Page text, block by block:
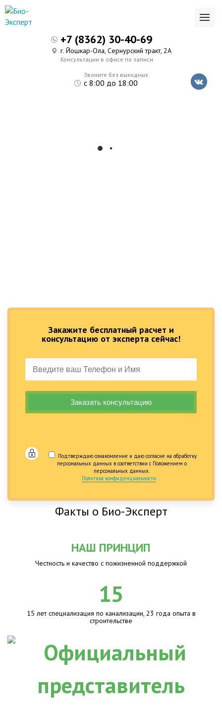
Закажите бесплатный расчет и
консультацию от эксперта сейчас!
Подтверждаю ознакомление и даю согласие на обработку
персональных данных в соответствии с Положением о
персональных данных.
Политика конфиденциальности
Звоните без выходных
с 8:00 до 18:00
+7 (8362) 30-40-69
г. Йошкар-Ола, Сернурский тракт, 2А
Консультации в офисе по записи
Факты о Био-Эксперт
НАШ ПРИНЦИП
Честность и качество с пожизненной поддержкой
15
15 лет специализация по канализации, 23 года опыта в
строительстве